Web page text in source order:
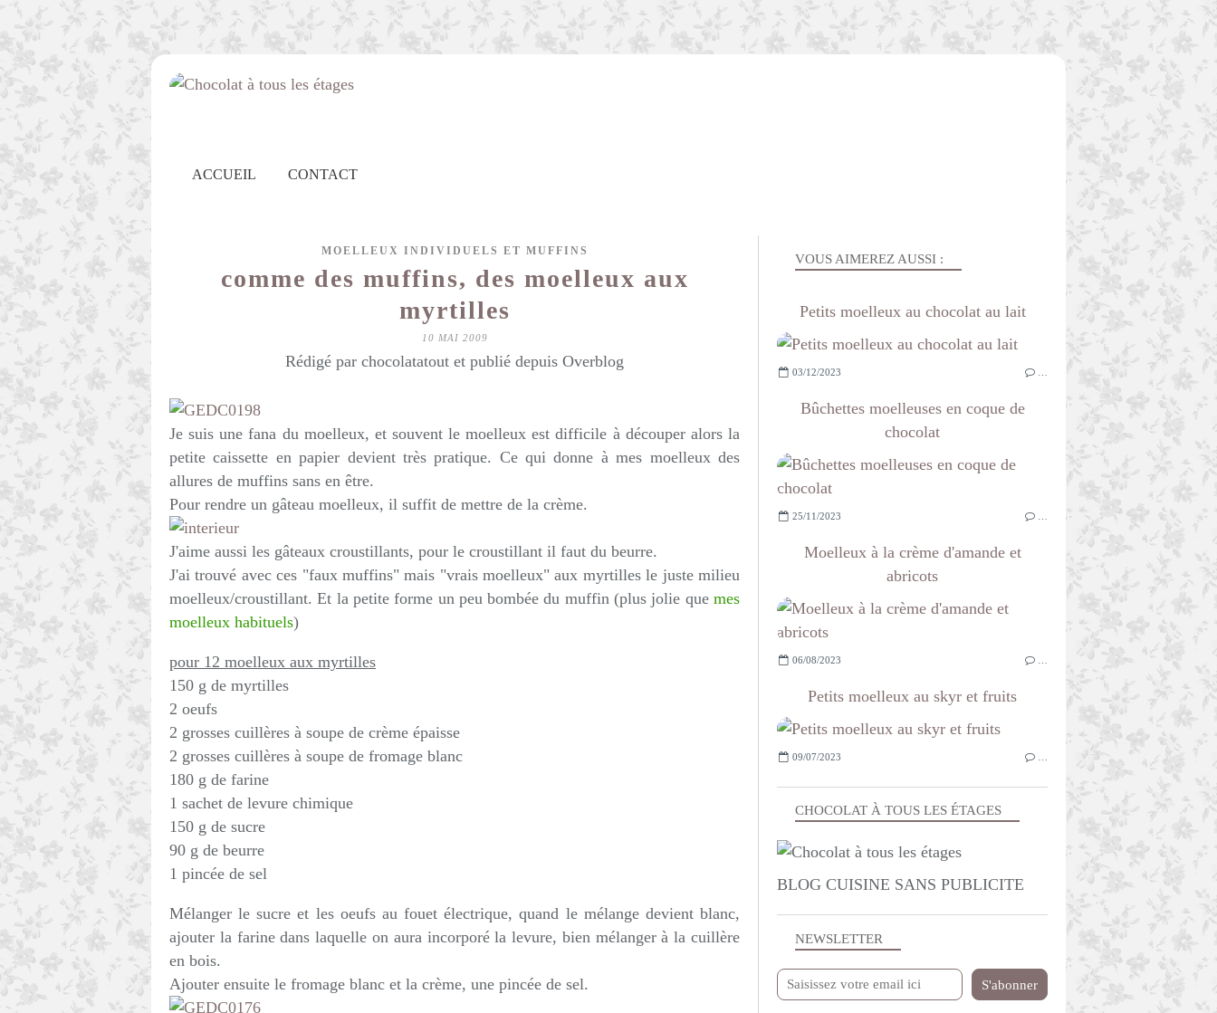
ACCUEIL CONTACT
MOELLEUX INDIVIDUELS ET MUFFINS
comme des muffins, des moelleux aux
myrtilles
10 MAI 2009
Rédigé par chocolatatout et publié depuis Overblog
Je suis une fana du moelleux, et souvent le moelleux est difficile à découper alors la
petite caissette en papier devient très pratique. Ce qui donne à mes moelleux des
allures de muffins sans en être.
Pour rendre un gâteau moelleux, il suffit de mettre de la crème.
J'aime aussi les gâteaux croustillants, pour le croustillant il faut du beurre.
J'ai trouvé avec ces "faux muffins" mais "vrais moelleux" aux myrtilles le juste milieu
moelleux/croustillant. Et la petite forme un peu bombée du muffin (plus jolie que mes
moelleux habituels)
pour 12 moelleux aux myrtilles
150 g de myrtilles
2 oeufs
2 grosses cuillères à soupe de crème épaisse
2 grosses cuillères à soupe de fromage blanc
180 g de farine
1 sachet de levure chimique
150 g de sucre
90 g de beurre
1 pincée de sel
Mélanger le sucre et les oeufs au fouet électrique, quand le mélange devient blanc,
ajouter la farine dans laquelle on aura incorporé la levure, bien mélanger à la cuillère
en bois.
Ajouter ensuite le fromage blanc et la crème, une pincée de sel.
NEWSLETTER
CHOCOLAT À TOUS LES ÉTAGES
BLOG CUISINE SANS PUBLICITE
VOUS AIMEREZ AUSSI :
Petits moelleux au chocolat au lait
03/12/2023
Bûchettes moelleuses en coque de
chocolat
25/11/2023
Moelleux à la crème d'amande et
abricots
06/08/2023
Petits moelleux au skyr et fruits
09/07/2023